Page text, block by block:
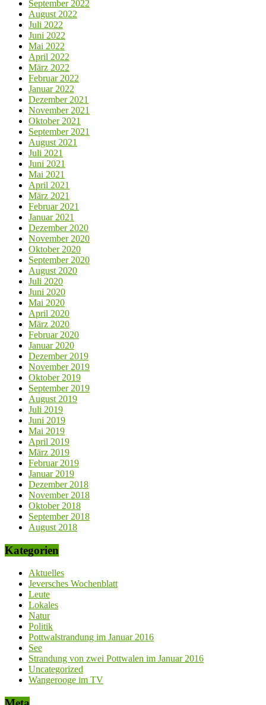
September 2022
August 2022
Juli 2022
Juni 2022
Mai 2022
April 2022
März 2022
Februar 2022
Januar 2022
Dezember 2021
November 2021
Oktober 2021
September 2021
August 2021
Juli 2021
Juni 2021
Mai 2021
April 2021
März 2021
Februar 2021
Januar 2021
Dezember 2020
November 2020
Oktober 2020
September 2020
August 2020
Juli 2020
Juni 2020
Mai 2020
April 2020
März 2020
Februar 2020
Januar 2020
Dezember 2019
November 2019
Oktober 2019
September 2019
August 2019
Juli 2019
Juni 2019
Mai 2019
April 2019
März 2019
Februar 2019
Januar 2019
Dezember 2018
November 2018
Oktober 2018
September 2018
August 2018
Kategorien
Aktuelles
Jeversches Wochenblatt
Leute
Lokales
Natur
Politik
Pottwalstrandung im Januar 2016
See
Strandung von zwei Pottwalen im Januar 2016
Uncategorized
Wangerooge im TV